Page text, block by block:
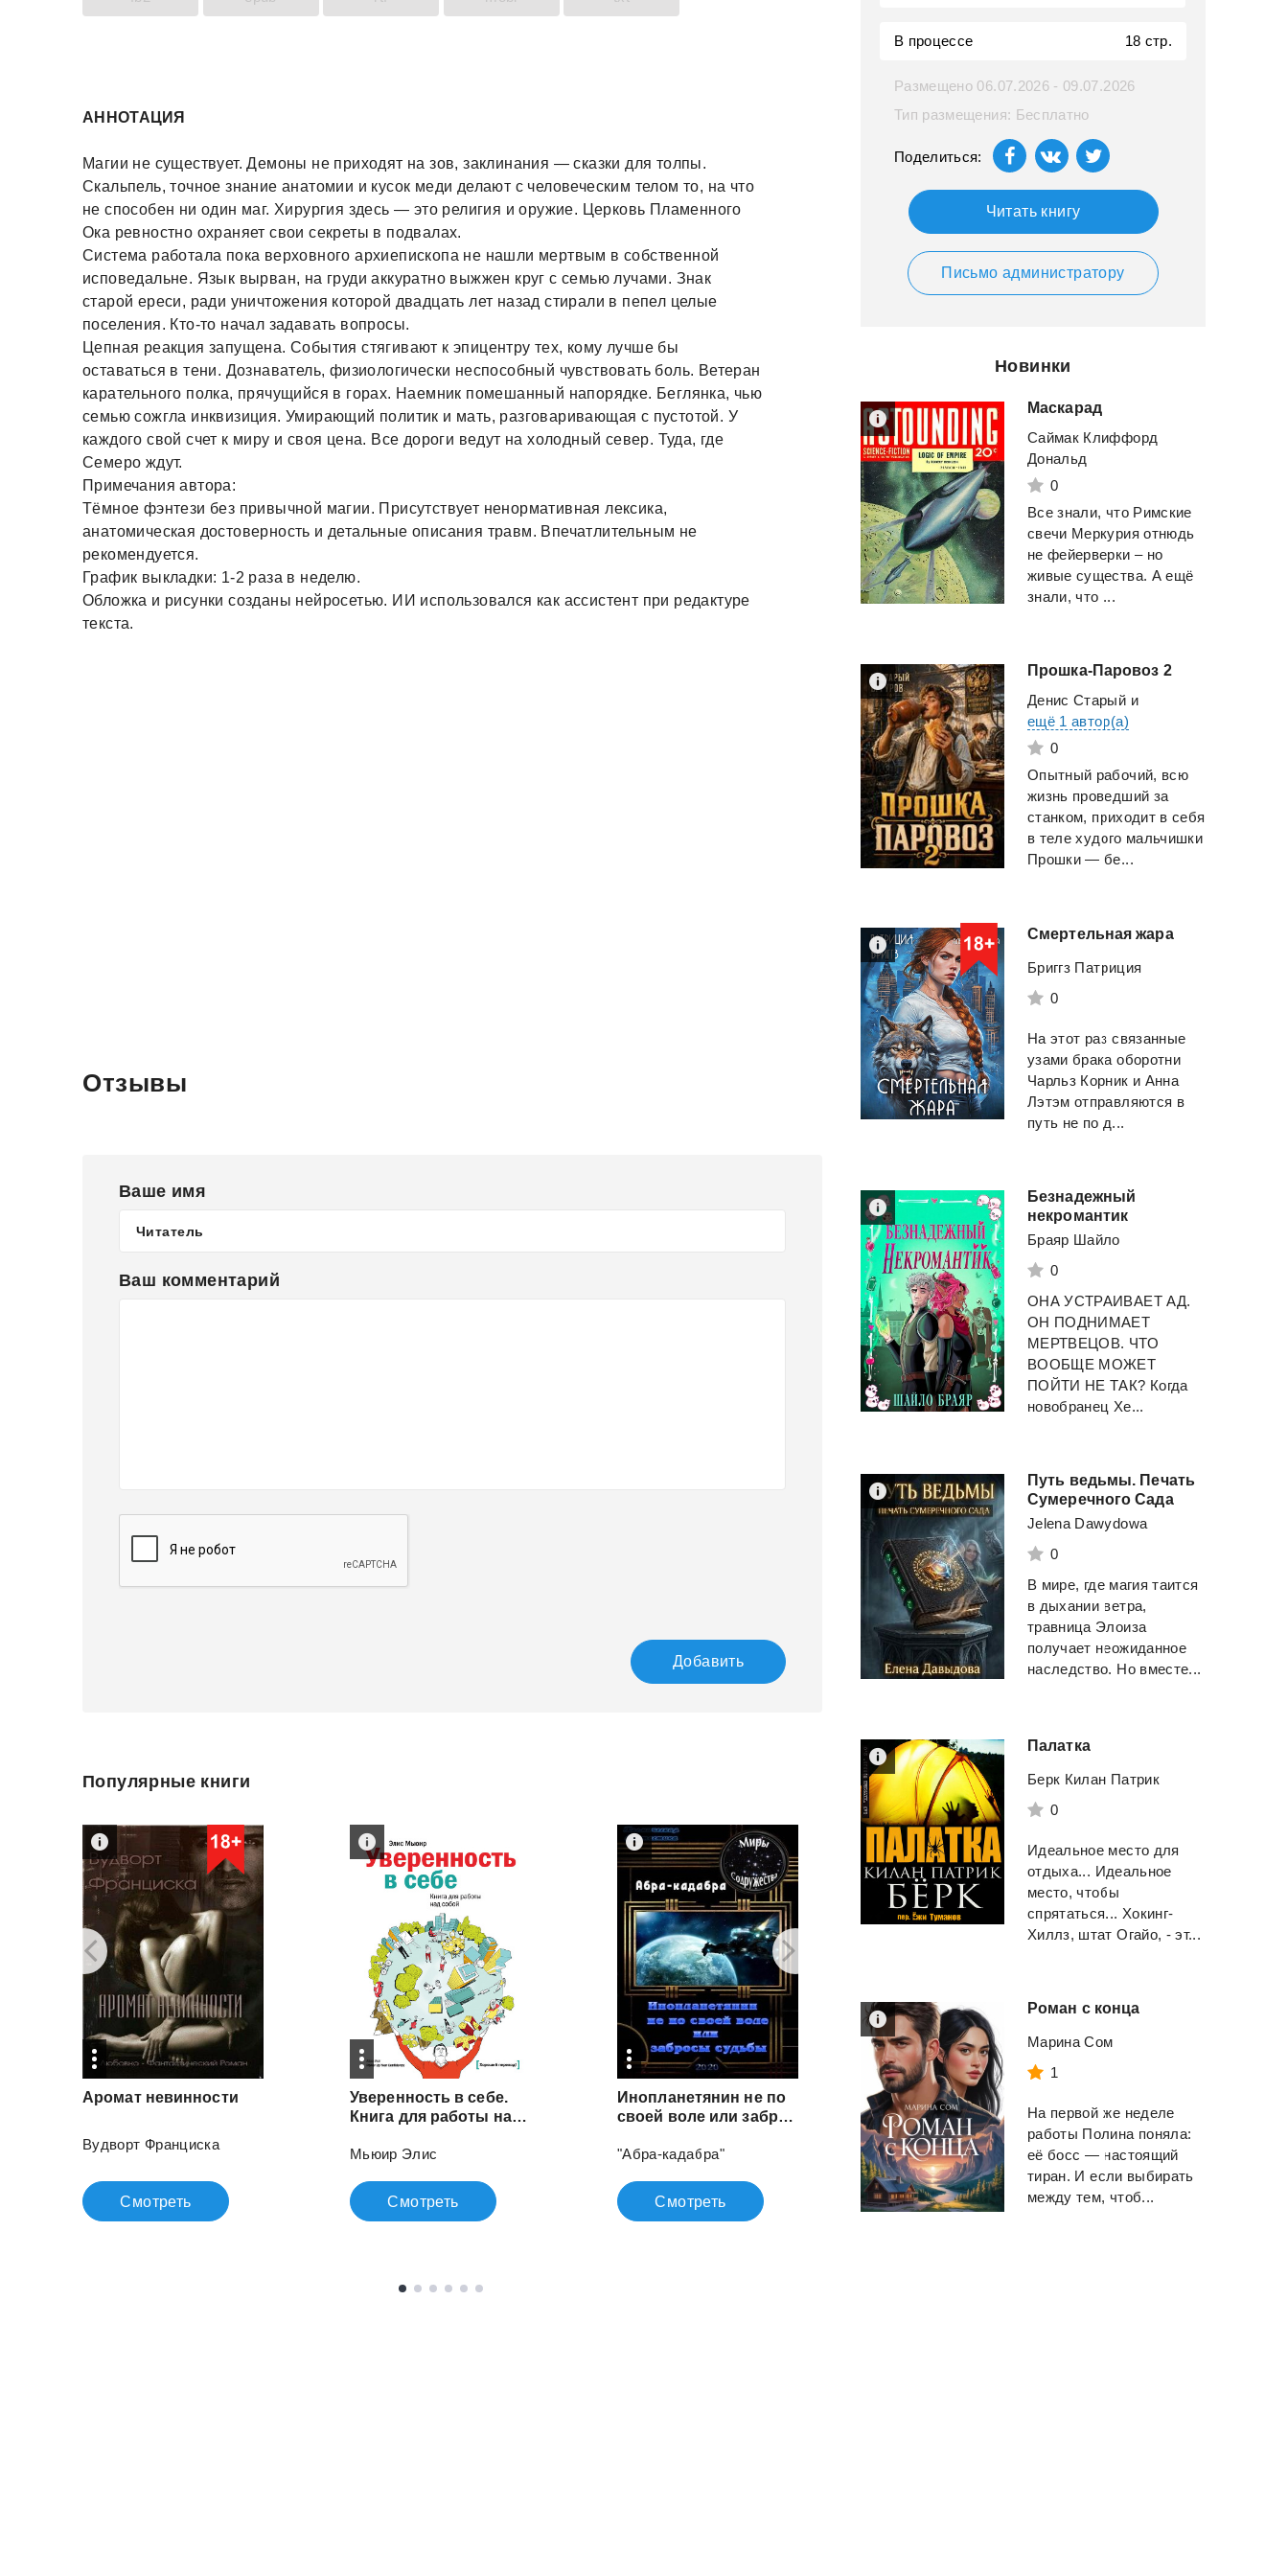
АННОТАЦИЯ
Магии не существует. Демоны не приходят на зов, заклинания — сказки для толпы.
Скальпель, точное знание анатомии и кусок меди делают с человеческим телом то, на что
не способен ни один маг. Хирургия здесь — это религия и оружие. Церковь Пламенного
Ока ревностно охраняет свои секреты в подвалах.
Система работала пока верховного архиепископа не нашли мертвым в собственной
исповедальне. Язык вырван, на груди аккуратно выжжен круг с семью лучами. Знак
старой ереси, ради уничтожения которой двадцать лет назад стирали в пепел целые
поселения. Кто-то начал задавать вопросы.
Цепная реакция запущена. События стягивают к эпицентру тех, кому лучше бы
оставаться в тени. Дознаватель, физиологически неспособный чувствовать боль. Ветеран
карательного полка, прячущийся в горах. Наемник помешанный напорядке. Беглянка, чью
семью сожгла инквизиция. Умирающий политик и мать, разговаривающая с пустотой. У
каждого свой счет к миру и своя цена. Все дороги ведут на холодный север. Туда, где
Семеро ждут.
Примечания автора:
Тёмное фэнтези без привычной магии. Присутствует ненормативная лексика,
анатомическая достоверность и детальные описания травм. Впечатлительным не
рекомендуется.
График выкладки: 1-2 раза в неделю.
Обложка и рисунки созданы нейросетью. ИИ использовался как ассистент при редактуре
текста.
Отзывы
Ваше имя
Ваш комментарий
Добавить
Популярные книги
Аромат невинности
Вудворт Франциска
Смотреть
Уверенность в себе.
Книга для работы над собой
Мьюир Элис
Смотреть
Инопланетянин не по
своей воле или забросы судьбы
"Абра-кадабра"
Смотреть
Легкий способ
бросить курить
Карр Аллен
Смотреть
древних
Городецкий Иван
В процессе 18 стр.
Размещено 06.07.2026 - 09.07.2026
Тип размещения: Бесплатно
Поделиться:
Читать книгу
Письмо администратору
Новинки
Маскарад
Саймак Клиффорд
Дональд
0
Все знали, что Римские
свечи Меркурия отнюдь
не фейерверки – но
живые существа. А ещё
знали, что ...
Прошка-Паровоз 2
Денис Старый и
ещё 1 автор(а)
0
Опытный рабочий, всю
жизнь проведший за
станком, приходит в себя
в теле худого мальчишки
Прошки — бе...
Смертельная жара
Бриггз Патриция
0
На этот раз связанные
узами брака оборотни
Чарльз Корник и Анна
Лэтэм отправляются в
путь не по д...
Безнадежный
некромантик
Браяр Шайло
0
ОНА УСТРАИВАЕТ АД.
ОН ПОДНИМАЕТ
МЕРТВЕЦОВ. ЧТО
ВООБЩЕ МОЖЕТ
ПОЙТИ НЕ ТАК? Когда
новобранец Хе...
Путь ведьмы. Печать
Сумеречного Сада
Jelena Dawydowa
0
В мире, где магия таится
в дыхании ветра,
травница Элоиза
получает неожиданное
наследство. Но вместе...
Палатка
Берк Килан Патрик
0
Идеальное место для
отдыха... Идеальное
место, чтобы
спрятаться... Хокинг-
Хиллз, штат Огайо, - эт...
Роман с конца
Марина Сом
1
На первой же неделе
работы Полина поняла:
её босс — настоящий
тиран. И если выбирать
между тем, чтоб...